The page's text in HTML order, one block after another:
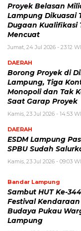
Proyek Belasan
Lampung Dikuasai
Dugaan Kualifikasi
Mencuat
Jumat, 24 Jul 2026 - 23:12
DAERAH
Borong Proyek di
Lampung, Tiga
Monopoli dan Tak
Saat Garap Proyek
Kamis, 23 Jul 2026 - 14:53
DAERAH
ESDM Lampung
SPBU Sudah
Kamis, 23 Jul 2026 - 09:03
Bandar Lampung
Sambut HUT Ke-
Festival
Budaya Pukau
Lampung